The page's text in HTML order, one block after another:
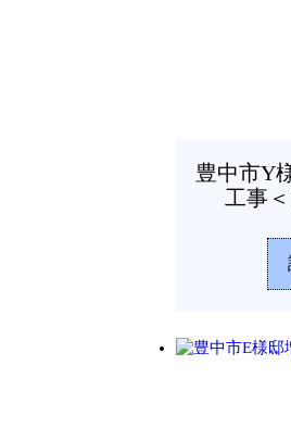
豊中市Y
工事